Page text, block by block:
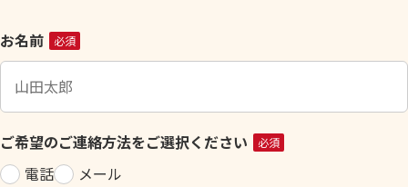
こ
の
ィ
ー
ル
ド
お名前 必須
ご希望のご連絡方法をご選択ください 必須
電話
メール